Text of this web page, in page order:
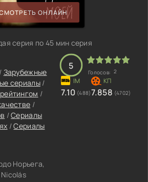
ОНЛАЙН
серия по 45 мин серия
/ Зарубежные
сериалы/
/
/
/Сериалы
/Сериалы
Норьега,
5
Голосов: 2
7.10 (488)7.858 (4702)